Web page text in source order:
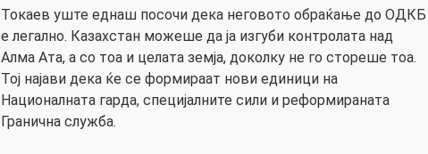
Токаев уште еднаш посочи дека неговото обраќање до ОДКБ
е легално. Казахстан можеше да ја изгуби контролата над
Алма Ата, а со тоа и целата земја, доколку не го стореше тоа.
Тој најави дека ќе се формираат нови единици на
Националната гарда, специјалните сили и реформираната
Гранична служба.